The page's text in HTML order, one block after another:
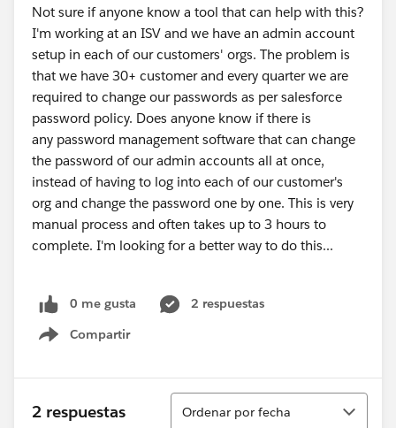
Not sure if anyone know a tool that can help with this?
I'm working at an ISV and we have an admin account
setup in each of our customers' orgs. The problem is
that we have 30+ customer and every quarter we are
required to change our passwords as per salesforce
password policy. Does anyone know if there is
any password management software that can change
the password of our admin accounts all at once,
instead of having to log into each of our customer's
org and change the password one by one. This is very
manual process and often takes up to 3 hours to
complete. I'm looking for a better way to do this...
0 me gusta
2 respuestas
Compartir
Show menu
2 respuestas
Ordenar
Ordenar por fecha